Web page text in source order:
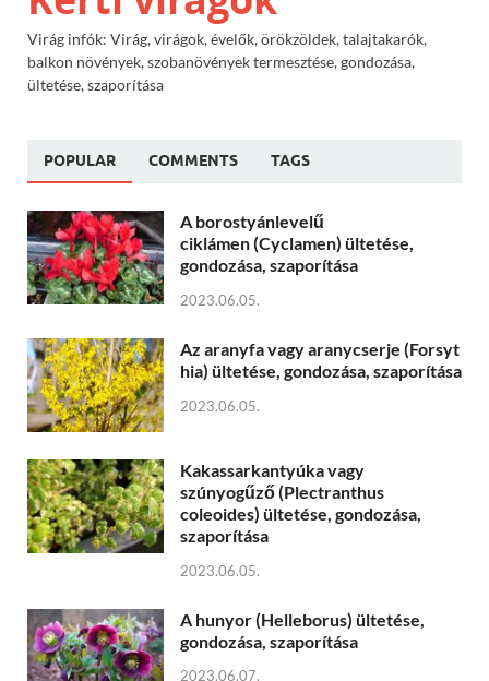
Virág infók: Virág, virágok, évelők, örökzöldek, talajtakarók,
balkon növények, szobanövények termesztése, gondozása,
ültetése, szaporítása
POPULAR COMMENTS TAGS
A borostyánlevelű
ciklámen (Cyclamen) ültetése,
gondozása, szaporítása
2023.06.05.
Az aranyfa vagy aranycserje (Forsyt
hia) ültetése, gondozása, szaporítása
2023.06.05.
Kakassarkantyúka vagy
szúnyogűző (Plectranthus
coleoides) ültetése, gondozása,
szaporítása
2023.06.05.
A hunyor (Helleborus) ültetése,
gondozása, szaporítása
2023.06.07.